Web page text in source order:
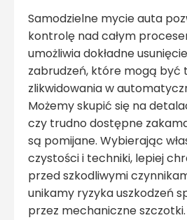
Samodzielne mycie auta
kontrolę nad całym
umożliwia dokładne
zabrudzeń, które mogą być
zlikwidowania w
Możemy skupić się na
czy trudno dostępne
są pomijane. Wybierając
czystości i techniki, lepiej
przed szkodliwymi
unikamy ryzyka uszkodzeń
przez mechaniczne szczotki.